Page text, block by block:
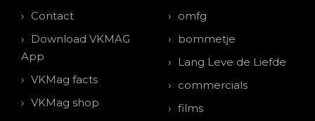
Contact
Download VKMAG
App
VKMag facts
VKMag shop
omfg
bommetje
Lang Leve de Liefde
commercials
films